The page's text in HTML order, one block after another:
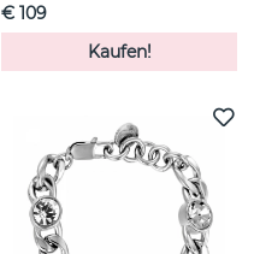
€ 109
Kaufen!